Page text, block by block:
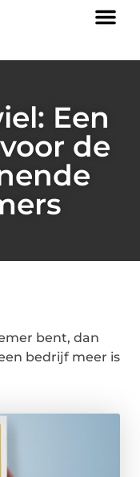
Een
de
bent, dan
bedrijf meer is